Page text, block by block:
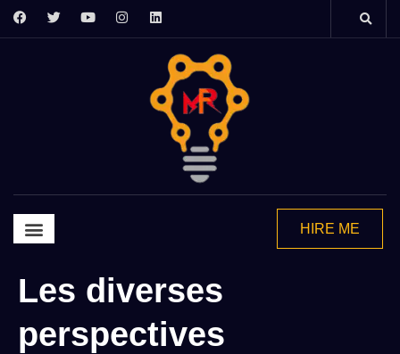
HIRE ME
Les diverses
perspectives